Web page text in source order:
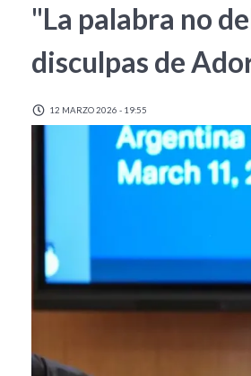
"La palabra no
disculpas de
12 MARZO 2026 - 19:55